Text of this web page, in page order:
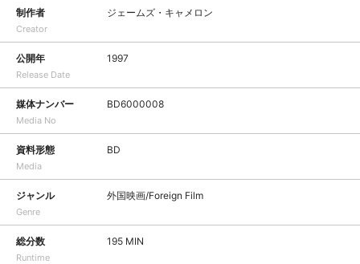
制作者
Creator
ジェームズ・キャメロン
公開年
Release Date
1997
媒体ナンバー
Media No
BD6000008
資料形態
Media
BD
ジャンル
Genre
外国映画/Foreign Film
総分数
Runtime
195 MIN